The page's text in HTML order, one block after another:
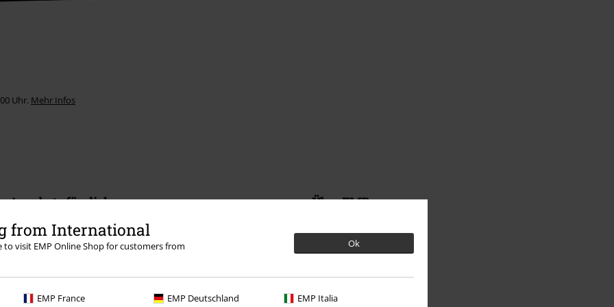
from International
to visit EMP Online Shop for customers from
Ok
EMP France EMP Deutschland EMP Italia
Uhr. Mehr Infos
Angebote für dich
Magazin
Über EMP
EMP Events
Partnerprogramm